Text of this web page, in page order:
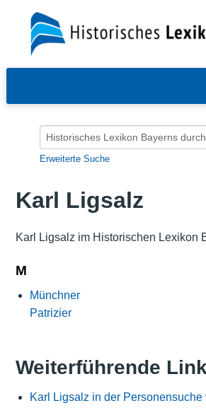
Erweiterte Suche
Karl Ligsalz
Karl Ligsalz im Historischen Lexikon
M
Münchner
Patrizier
Weiterführende
Karl Ligsalz in der Personensuche